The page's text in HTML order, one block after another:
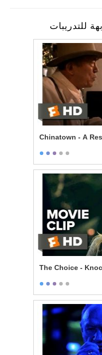
للتدريبات
Chinatown - A
The